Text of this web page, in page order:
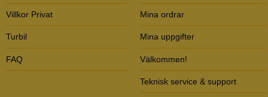
Villkor Privat
Turbil
FAQ
Mina ordrar
Mina uppgifter
Välkommen!
Teknisk service & support